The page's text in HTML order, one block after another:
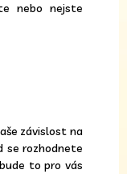
nebo nejste
závislost na
se rozhodnete
to pro vás